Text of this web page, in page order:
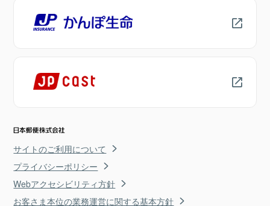
サイトのご利用について
プライバシーポリシー
Webアクセシビリティ方針
お客さま本位の業務運営に関する基本方針